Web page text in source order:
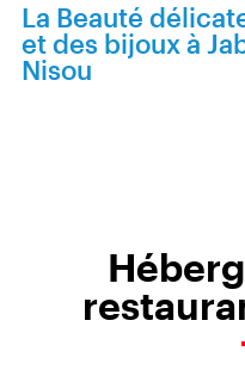
La Beauté
et des bijoux à
Nisou